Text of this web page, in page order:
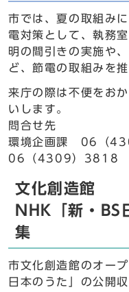
市では、夏の取組み
電対策として、執務
明の間引きの実施や
ど、節電の取組みを
来庁の際は不便をお
いします。
問合せ先
環境企画課 06（
06（4309）3818
文化創造館
NHK「新・BS
集
市文化創造館のオー
日本のうた」の公開